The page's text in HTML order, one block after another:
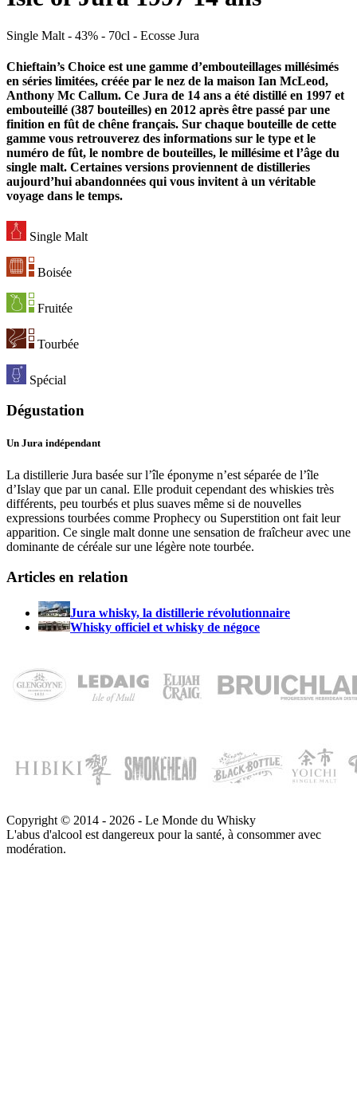
Single Malt - 43% - 70cl - Ecosse Jura
Chieftain’s Choice est une gamme d’embouteillages millésimés
en séries limitées, créée par le nez de la maison Ian McLeod,
Anthony Mc Callum. Ce Jura de 14 ans a été distillé en 1997 et
embouteillé (387 bouteilles) en 2012 après être passé par une
finition en fût de chêne français. Sur chaque bouteille de cette
gamme vous retrouverez des informations sur le type et le
numéro de fût, le nombre de bouteilles, le millésime et l’âge du
single malt. Certaines versions proviennent de distilleries
aujourd’hui abandonnées qui vous invitent à un véritable
voyage dans le temps.
Single Malt
Boisée
Fruitée
Tourbée
Spécial
Dégustation
Un Jura indépendant
La distillerie Jura basée sur l’île éponyme n’est séparée de l’île
d’Islay que par un canal. Elle produit cependant des whiskies très
différents, peu tourbés et plus suaves même si de nouvelles
expressions tourbées comme Prophecy ou Superstition ont fait leur
apparition. Ce single malt donne une sensation de fraîcheur avec une
dominante de céréale sur une légère note tourbée.
Articles en relation
Jura whisky, la distillerie révolutionnaire
Whisky officiel et whisky de négoce
Copyright © 2014 - 2026 - Le Monde du Whisky
L'abus d'alcool est dangereux pour la santé, à consommer avec
modération.